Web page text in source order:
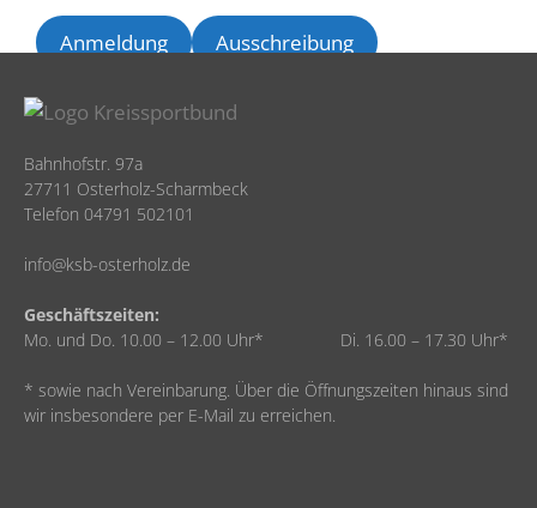
Anmeldung Ausschreibung
Bahnhofstr. 97a
27711 Osterholz-Scharmbeck
Telefon 04791 502101
info@ksb-osterholz.de
Geschäftszeiten:
Mo. und Do. 10.00 – 12.00 Uhr* Di. 16.00 – 17.30 Uhr*
* sowie nach Vereinbarung. Über die Öffnungszeiten hinaus sind
wir insbesondere per E-Mail zu erreichen.